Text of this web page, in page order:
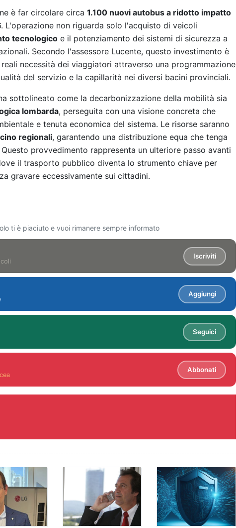
è far circolare circa 1.100 nuovi autobus a ridotto impatto
L'operazione non riguarda solo l'acquisto di veicoli
tecnologico e il potenziamento dei sistemi di sicurezza a
Secondo l'assessore Lucente, questo investimento è
necessità dei viaggiatori attraverso una programmazione
del servizio e la capillarità nei diversi bacini provinciali.
sottolineato come la decarbonizzazione della mobilità sia
lombarda, perseguita con una visione concreta che
e tenuta economica del sistema. Le risorse saranno
regionali, garantendo una distribuzione equa che tenga
provvedimento rappresenta un ulteriore passo avanti
il trasporto pubblico diventa lo strumento chiave per
gravare eccessivamente sui cittadini.
ti è piaciuto e vuoi rimanere sempre informato
Iscriviti
Aggiungi
Seguici
Abbonati